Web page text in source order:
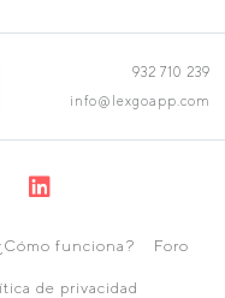
932 710 239
info@lexgoapp.com
funciona? Foro
de privacidad